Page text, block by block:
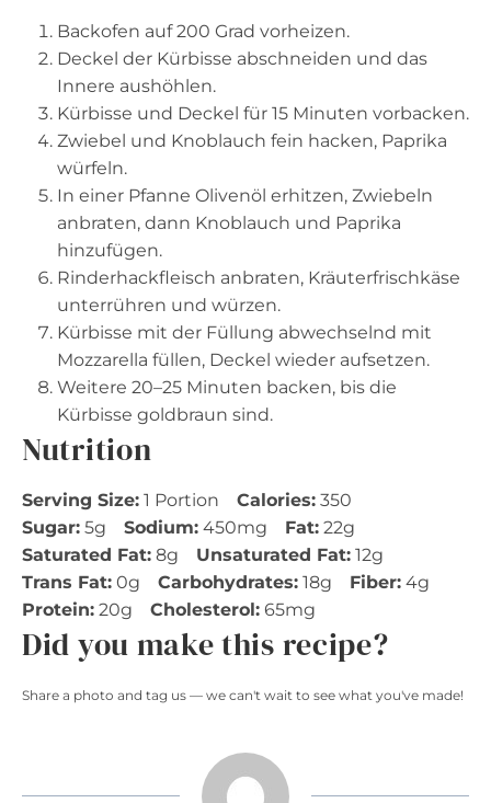
Backofen auf 200 Grad vorheizen.
Deckel der Kürbisse abschneiden und das
Innere aushöhlen.
Kürbisse und Deckel für 15 Minuten vorbacken.
Zwiebel und Knoblauch fein hacken, Paprika
würfeln.
In einer Pfanne Olivenöl erhitzen, Zwiebeln
anbraten, dann Knoblauch und Paprika
hinzufügen.
Rinderhackfleisch anbraten, Kräuterfrischkäse
unterrühren und würzen.
Kürbisse mit der Füllung abwechselnd mit
Mozzarella füllen, Deckel wieder aufsetzen.
Weitere 20–25 Minuten backen, bis die
Kürbisse goldbraun sind.
Nutrition
Serving Size: 1 Portion Calories: 350
Sugar: 5g Sodium: 450mg Fat: 22g
Saturated Fat: 8g Unsaturated Fat: 12g
Trans Fat: 0g Carbohydrates: 18g Fiber: 4g
Protein: 20g Cholesterol: 65mg
Did you make this recipe?
Share a photo and tag us — we can't wait to see what you've made!